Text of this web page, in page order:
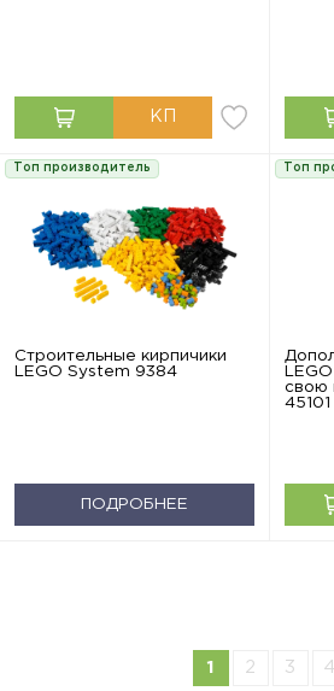
Топ производитель
Строительные кирпичики
LEGO System 9384
ПОДРОБНЕЕ
Топ
свою
45101
1 2 3 4